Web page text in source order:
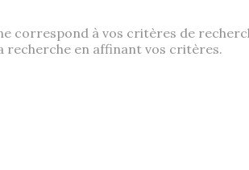
correspond à vos critères de
recherche en affinant vos critères.